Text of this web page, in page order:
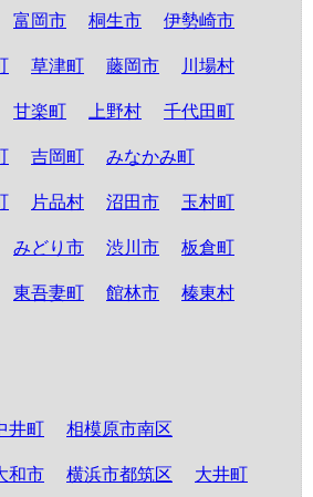
富岡市 桐生市 伊勢崎市
草津町 藤岡市 川場村
甘楽町 上野村 千代田町
吉岡町 みなかみ町
片品村 沼田市 玉村町
みどり市 渋川市 板倉町
東吾妻町 館林市 榛東村
井町 相模原市南区
和市 横浜市都筑区 大井町